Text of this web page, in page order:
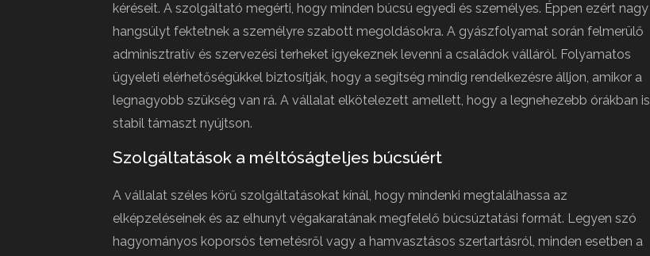
kéréseit. A szolgáltató megérti, hogy minden búcsú egyedi és személyes. Éppen ezért nagy
hangsúlyt fektetnek a személyre szabott megoldásokra. A gyászfolyamat során felmerülő
adminisztratív és szervezési terheket igyekeznek levenni a családok válláról. Folyamatos
ügyeleti elérhetőségükkel biztosítják, hogy a segítség mindig rendelkezésre álljon, amikor a
legnagyobb szükség van rá. A vállalat elkötelezett amellett, hogy a legnehezebb órákban is
stabil támaszt nyújtson.
Szolgáltatások a méltóságteljes búcsúért
A vállalat széles körű szolgáltatásokat kínál, hogy mindenki megtalálhassa az
elképzeléseinek és az elhunyt végakaratának megfelelő búcsúztatási formát. Legyen szó
hagyományos koporsós temetésről vagy a hamvasztásos szertartásról, minden esetben a